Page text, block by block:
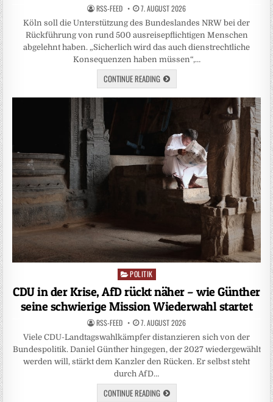
RSS-FEED 7. AUGUST 2026
Köln soll die Unterstützung des Bundeslandes NRW bei der
Rückführung von rund 500 ausreisepflichtigen Menschen
abgelehnt haben. „Sicherlich wird das auch dienstrechtliche
Konsequenzen haben müssen“,…
CONTINUE READING
Posted
in
POLITIK
CDU in der Krise, AfD rückt näher – wie Günther
seine schwierige Mission Wiederwahl startet
RSS-FEED 7. AUGUST 2026
Viele CDU-Landtagswahlkämpfer distanzieren sich von der
Bundespolitik. Daniel Günther hingegen, der 2027 wiedergewählt
werden will, stärkt dem Kanzler den Rücken. Er selbst steht
durch AfD…
CONTINUE READING